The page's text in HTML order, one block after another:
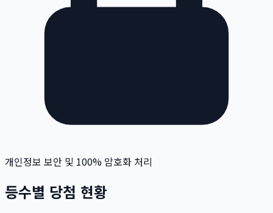
개인정보 보안 및 100% 암호화 처리
등수별 당첨 현황